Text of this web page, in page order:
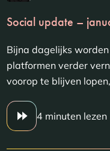
Social update –
Bijna dagelijks
platformen verder
voorop te blijven
4 minuten lezen